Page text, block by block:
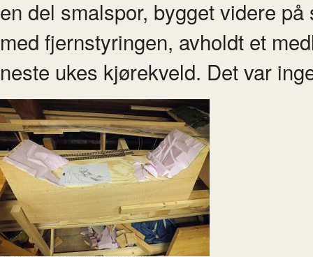
en del smalspor, bygget videre
med fjernstyringen, avholdt et
neste ukes kjørekveld. Det var